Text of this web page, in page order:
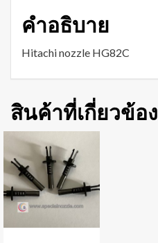
คำอธิบาย
Hitachi nozzle HG82C
สินค้าที่เกี่ยวข้อง